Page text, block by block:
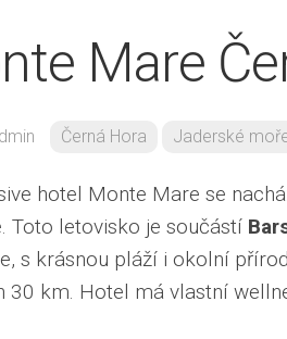
Mare
Černá Hora Jaderské
hotel Monte Mare se
Toto letovisko je součástí
s krásnou pláží i okolní
30 km. Hotel má vlastní